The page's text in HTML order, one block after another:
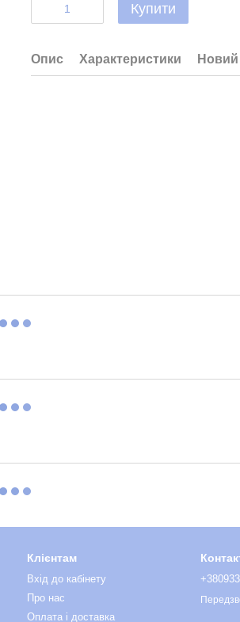
Купити
Опис Характеристики Новий
Клієнтам
Вхід до кабінету
Про нас
Оплата і доставка